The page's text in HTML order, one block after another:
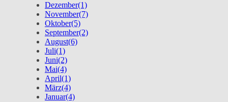
Dezember(1)
November(7)
Oktober(5)
September(2)
August(6)
Juli(1)
Juni(2)
Mai(4)
April(1)
März(4)
Januar(4)